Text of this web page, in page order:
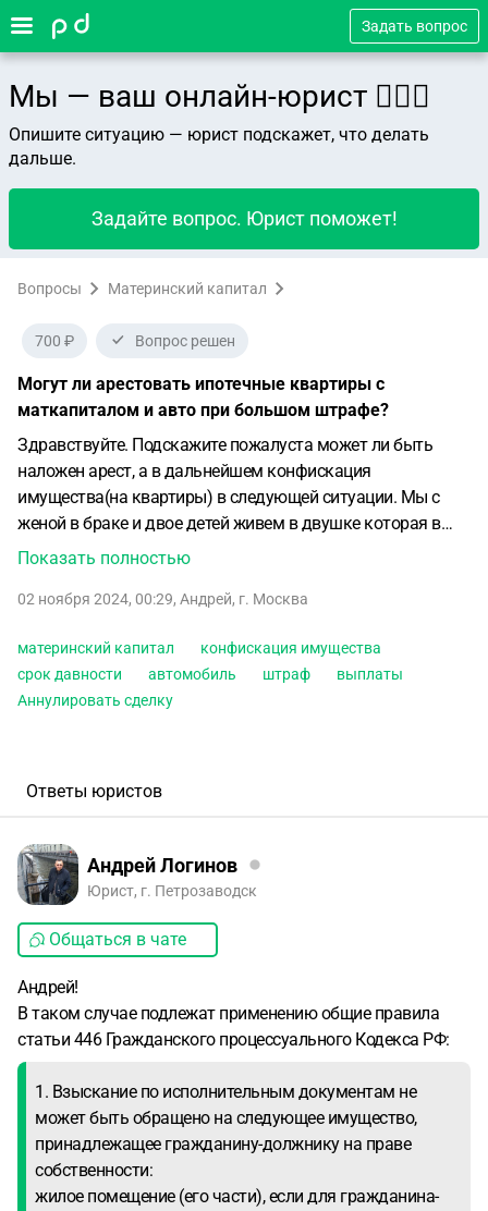
Задать вопрос
Мы — ваш онлайн-юрист 👨🏻‍⚖️
Опишите ситуацию — юрист подскажет, что делать
дальше.
Задайте вопрос. Юрист поможет!
Вопросы Материнский капитал
700 ₽ Вопрос решен
Могут ли арестовать ипотечные квартиры с
маткапиталом и авто при большом штрафе?
Здравствуйте. Подскажите пожалуста может ли быть
наложен арест, а в дальнейшем конфискация
имущества(на квартиры) в следующей ситуации. Мы с
женой в браке и двое детей живем в двушке которая в
ипотеке, но осталось заплатить 20 процентов(прописан
Жена и дети прописаны у её родителей. Ещё одну двушку
семейной(за исключением первоначального взноса 15
процентов) и в ней никто не прописан будет, а
принадлежит она по документам супруге. Есть
нет. Могут ли они отобрать квартиру где материнский
смогут отобрать? А также автомобиль если
переоформлю на друга они могут аннулировать сделку и
Показать полностью
02 ноября 2024, 00:29, Андрей, г. Москва
материнский капитал
конфискация имущества
срок давности
автомобиль штраф
выплаты
Аннулировать сделку
Ответы юристов
Андрей Логинов
Юрист, г. Петрозаводск
Общаться в чате
Андрей!
В таком случае подлежат применению общие правила
статьи 446 Гражданского процессуального Кодекса РФ:
1. Взыскание по исполнительным документам не
может быть обращено на следующее имущество,
принадлежащее гражданину-должнику на праве
собственности:
жилое помещение (его части), если для гражданина-